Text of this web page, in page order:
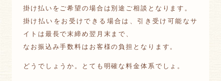
掛け払いをご希望の場合は別途ご相談となります。
掛け払いをお受けできる場合は、引き受け可能なサ
イトは最長で末締め翌月末まで、
なお振込み手数料はお客様の負担となります。
どうでしょうか。とても明確な料金体系でしょ。